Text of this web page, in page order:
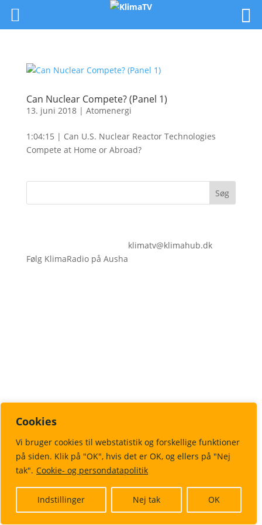
Cookies
Vi bruger cookies til webstatistik og forskellige funktioner
på siden. Klik på "OK", hvis det er OK, og ellers på "Nej
tak". Cookie- og persondatapolitik
Indstillinger Nej tak OK
Can Nuclear Compete? (Panel 1)
13. juni 2018| Atomenergi
1:04:15 | Can U.S. Nuclear Reactor Technologies
Compete at Home or Abroad?
Følg KlimaRadio på Ausha
klimatv@klimahub.dk